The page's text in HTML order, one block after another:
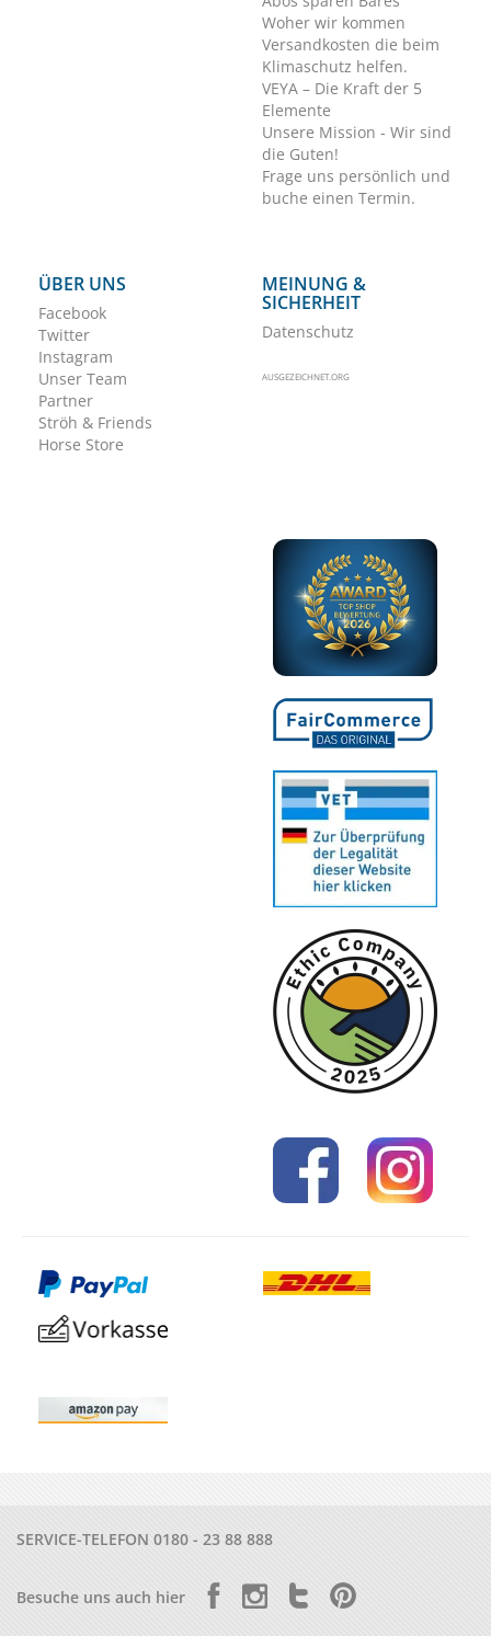
Woher wir kommen
Versandkosten die beim
Klimaschutz helfen.
VEYA – Die Kraft der 5
Elemente
Unsere Mission - Wir sind
die Guten!
Frage uns persönlich und
buche einen Termin.
ÜBER UNS
Facebook
Twitter
Instagram
Unser Team
Partner
Ströh & Friends
Horse Store
MEINUNG &
SICHERHEIT
Datenschutz
AUSGEZEICHNET.ORG
SERVICE-TELEFON 0180 - 23 88 888
Besuche uns auch hier